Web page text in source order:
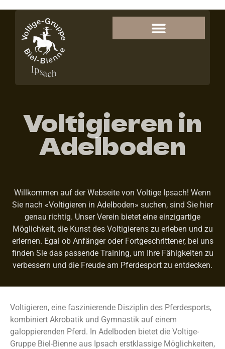
Voltigieren in
Adelboden
Willkommen auf der Webseite von Voltige Ipsach! Wenn
Sie nach «Voltigieren in Adelboden» suchen, sind Sie hier
genau richtig. Unser Verein bietet eine einzigartige
Möglichkeit, die Kunst des Voltigierens zu erleben und zu
erlernen. Egal ob Anfänger oder Fortgeschrittener, bei uns
finden Sie das passende Training, um Ihre Fähigkeiten zu
verbessern und die Freude am Pferdesport zu entdecken.
Voltigieren, eine faszinierende Disziplin des Pferdesports,
kombiniert Akrobatik und Gymnastik auf einem
galoppierenden Pferd. In Adelboden bietet die Voltige-
Gruppe Biel-Bienne aus Ipsach erstklassige Möglichkeiten,